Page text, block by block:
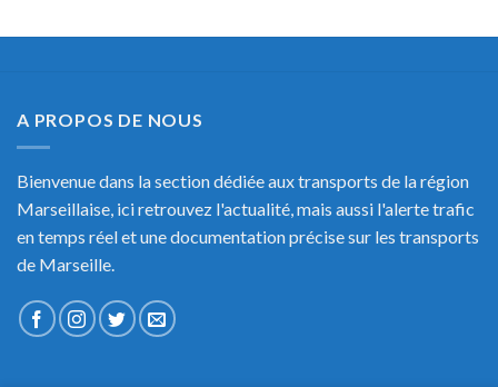
A PROPOS DE NOUS
Bienvenue dans la section dédiée aux transports de la région
Marseillaise, ici retrouvez l'actualité, mais aussi l'alerte trafic
en temps réel et une documentation précise sur les transports
de Marseille.